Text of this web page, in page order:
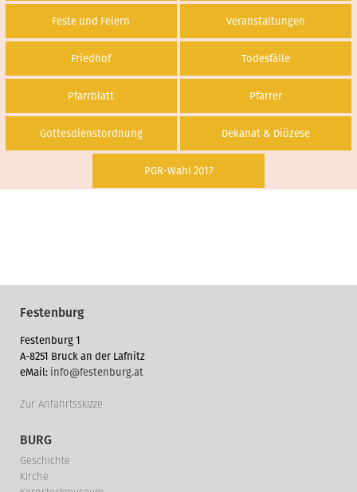
Feste und Feiern Veranstaltungen
Friedhof Todesfälle
Pfarrblatt Pfarrer
Gottesdienstordnung Dekanat & Diözese
PGR-Wahl 2017
Festenburg
Festenburg 1
A-8251 Bruck an der Lafnitz
eMail: info@festenburg.at
Zur Anfahrtsskizze
BURG
Geschichte
Kirche